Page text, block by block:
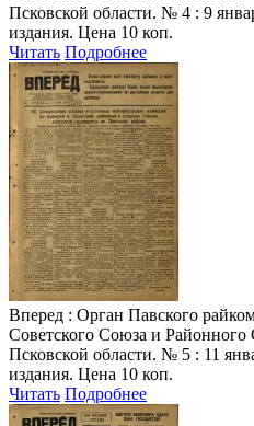
Псковской области. № 4 : 9
издания. Цена 10 коп.
Читать Подробнее
Вперед : Орган Павского
Советского Союза и Районного
Псковской области. № 5 : 11
издания. Цена 10 коп.
Читать Подробнее